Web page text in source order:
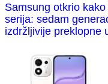
Samsung otkrio
serija: sedam
izdržljivije preklopne